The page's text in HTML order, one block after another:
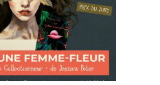
GOLD GRIF’TOBER
2023